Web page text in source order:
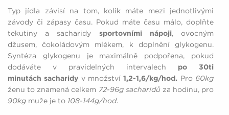
Typ jídla závisí na tom, kolik máte mezi jednotlivými
závody či zápasy času. Pokud máte času málo, doplňte
tekutiny a sacharidy sportovními nápoji, ovocným
džusem, čokoládovým mlékem, k doplnění glykogenu.
Syntéza glykogenu je maximálně podpořena, pokud
dodáváte v pravidelných intervalech po 30ti
minutáchsacharidy v množství1,2-1,6/kg/hod. Pro 60kg
ženu to znamená celkem 72-96g sacharidů za hodinu, pro
90kg muže je to 108-144g/hod.